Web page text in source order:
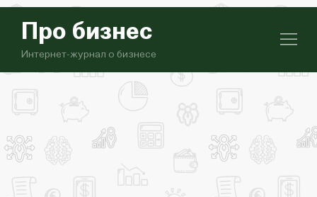
Про бизнес
Интернет-журнал о бизнесе